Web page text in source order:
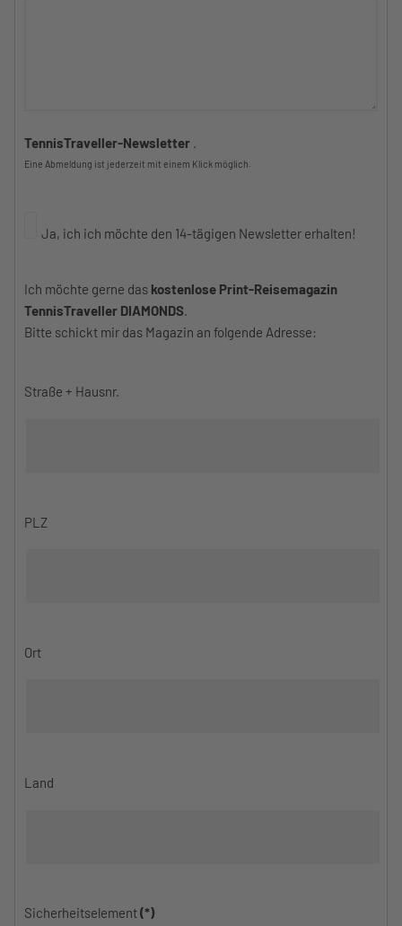
TennisTraveller-Newsletter .
Eine Abmeldung ist jederzeit mit einem Klick möglich.
Ja, ich ich möchte den 14-tägigen Newsletter erhalten!
Ich möchte gerne das kostenlose Print-Reisemagazin
TennisTraveller DIAMONDS.
Bitte schickt mir das Magazin an folgende Adresse:
Straße + Hausnr.
PLZ
Ort
Land
Sicherheitselement(*)